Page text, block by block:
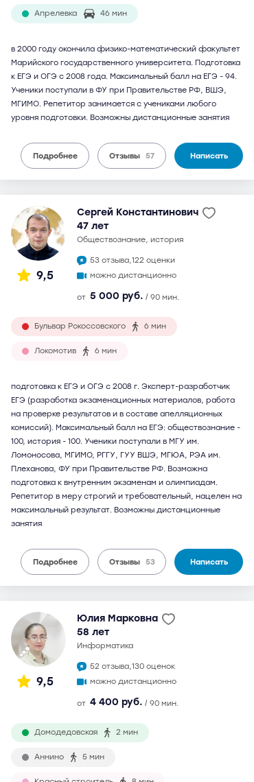
Апрелевка 46 мин
в 2000 году окончила физико-математический факультет
Марийского государственного университета. Подготовка
к ЕГЭ и ОГЭ с 2008 года. Максимальный балл на ЕГЭ - 94.
Ученики поступали в ФУ при Правительстве РФ, ВШЭ,
МГИМО. Репетитор занимается с учениками любого
уровня подготовки. Возможны дистанционные занятия
Подробнее Отзывы 57 Написать
9,5
Сергей Константинович
47 лет
обществознание, история
53 отзыва,122 оценки
можно дистанционно
от 5 000 руб. / 90 мин.
Бульвар Рокоссовского 6 мин
Локомотив 6 мин
подготовка к ЕГЭ и ОГЭ с 2008 г. Эксперт-разработчик
ЕГЭ (разработка экзаменационных материалов, работа
на проверке результатов и в составе апелляционных
комиссий). Максимальный балл на ЕГЭ: обществознание -
100, история - 100. Ученики поступали в МГУ им.
Ломоносова, МГИМО, РГГУ, ГУУ ВШЭ, МГЮА, РЭА им.
Плеханова, ФУ при Правительстве РФ. Возможна
подготовка к внутренним экзаменам и олимпиадам.
Репетитор в меру строгий и требовательный, нацелен на
максимальный результат. Возможны дистанционные
занятия
Подробнее Отзывы 53 Написать
9,5
Юлия Марковна
58 лет
информатика
52 отзыва,130 оценок
можно дистанционно
от 4 400 руб. / 90 мин.
Домодедовская 2 мин
Аннино 5 мин